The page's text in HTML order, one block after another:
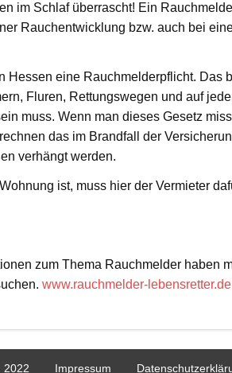
im Schlaf überrascht! Ein
Rauchentwicklung bzw. auch bei
Hessen eine Rauchmelderpflicht. Das
Fluren, Rettungswegen und auf
muss. Wenn man dieses Gesetz
das im Brandfall der
verhängt werden.
ist, muss hier der Vermieter
zum Thema Rauchmelder haben
www.rauchmelder-lebensretter.de
2022 Impressum